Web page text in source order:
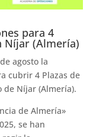
para 4
Níjar (Almería)
agosto la
cubrir 4 Plazas de
de Níjar (Almería).
de Almería»
se han